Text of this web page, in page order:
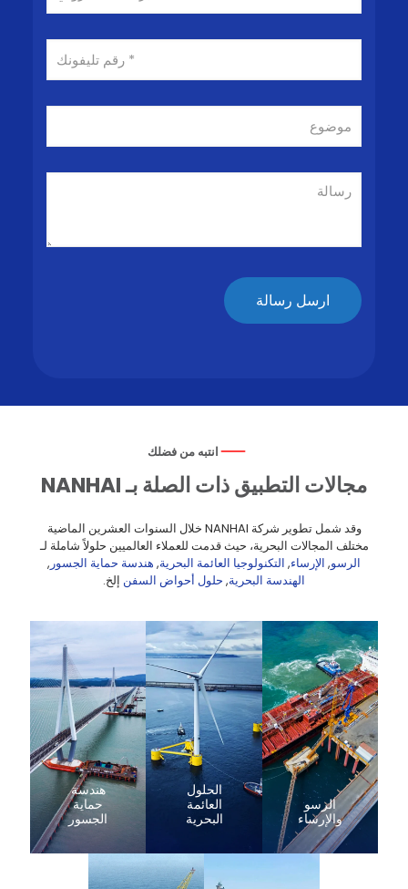
انتبه من فضلك
مجالات التطبيق ذات الصلة بـ NANHAI
وقد شمل تطوير شركة NANHAI خلال السنوات العشرين الماضية
مختلف المجالات البحرية، حيث قدمت للعملاء العالميين حلولاً شاملة لـ
الرسو, الإرساء, التكنولوجيا العائمة البحرية, هندسة حماية الجسور ,
الهندسة البحرية, حلول أحواض السفن إلخ.
الرسو
والإرساء
الحلول
العائمة
البحرية
هندسة
حماية
الجسور